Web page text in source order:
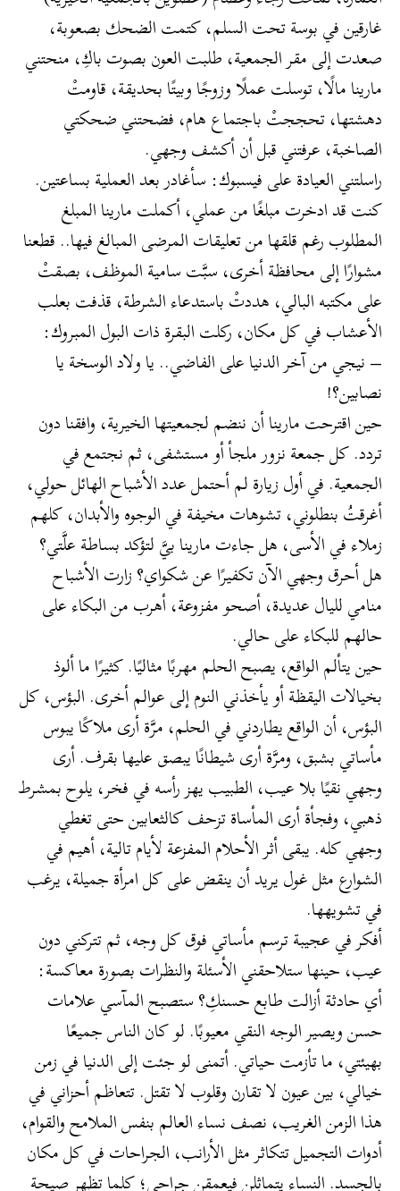
غارقين في بوسة تحت السلم، كتمت الضحك بصعوبة،
صعدت إلى مقر الجمعية، طلبت العون بصوت باكِ، منحتني
مارينا مالًا، توسلت عملًا وزوجًا وبيتًا بحديقة، قاومتْ
دهشتها، تحججتْ باجتماع هام، فضحتني ضحكتي
الصاخبة، عرفتني قبل أن أكشف وجهي.
راسلتني العيادة على فيسبوك: سأغادر بعد العملية بساعتين.
كنت قد ادخرت مبلغًا من عملي، أكملت مارينا المبلغ
المطلوب رغم قلقها من تعليقات المرضى المبالغ فيها.. قطعنا
مشوارًا إلى محافظة أخرى، سبَّت سامية الموظف، بصقتْ
على مكتبه البالي، هددتْ باستدعاء الشرطة، قذفت بعلب
الأعشاب في كل مكان، ركلت البقرة ذات البول المبروك:
– نيجي من آخر الدنيا على الفاضي.. يا ولاد الوسخة يا
نصابين؟!
حين اقترحت مارينا أن ننضم لجمعيتها الخيرية، وافقنا دون
تردد. كل جمعة نزور ملجأ أو مستشفى، ثم نجتمع في
الجمعية. في أول زيارة لم أحتمل عدد الأشباح الهائل حولي،
أغرقتُ بنطلوني، تشوهات مخيفة في الوجوه والأبدان، كلهم
زملاء في الأسى، هل جاءت مارينا بيَّ لتؤكد بساطة علَّتي؟
هل أحرق وجهي الآن تكفيرًا عن شكواي؟ زارت الأشباح
منامي لليال عديدة، أصحو مفزوعة، أهرب من البكاء على
حالهم للبكاء على حالي.
حين يتألم الواقع، يصبح الحلم مهربًا مثاليًا. كثيرًا ما ألوذ
بخيالات اليقظة أو يأخذني النوم إلى عوالم أخرى. البؤس، كل
البؤس، أن الواقع يطاردني في الحلم، مرَّة أرى ملاكًا يبوس
مأساتي بشبق، ومرَّة أرى شيطانًا يبصق عليها بقرف. أرى
وجهي نقيًا بلا عيب، الطبيب يهز رأسه في فخر، يلوح بمشرط
ذهبي، وفجأة أرى المأساة تزحف كالثعابين حتى تغطي
وجهي كله. يبقى أثر الأحلام المفزعة لأيام تالية، أهيم في
الشوارع مثل غول يريد أن ينقض على كل امرأة جميلة، يرغب
في تشويهها.
أفكر في عجيبة ترسم مأساتي فوق كل وجه، ثم تتركني دون
عيب، حينها ستلاحقني الأسئلة والنظرات بصورة معاكسة:
أي حادثة أزالت طابع حسنكِ؟ ستصبح المآسي علامات
حسن ويصير الوجه النقي معيوبًا. لو كان الناس جميعًا
بهيئتي، ما تأزمت حياتي. أتمنى لو جئت إلى الدنيا في زمن
خيالي، بين عيون لا تقارن وقلوب لا تقتل. تتعاظم أحزاني في
هذا الزمن الغريب، نصف نساء العالم بنفس الملامح والقوام،
أدوات التجميل تتكاثر مثل الأرانب، الجراحات في كل مكان
بالجسد. النساء يتماثلن فيعمقن جراحي؛ كلما تظهر صيحة